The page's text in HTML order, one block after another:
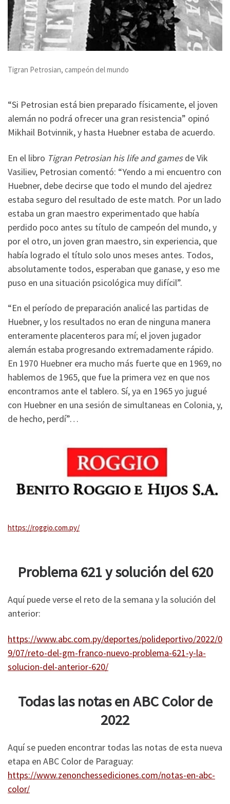
Tigran Petrosian, campeón del mundo
“Si Petrosian está bien preparado físicamente, el joven
alemán no podrá ofrecer una gran resistencia” opinó
Mikhail Botvinnik, y hasta Huebner estaba de acuerdo.
En el libro Tigran Petrosian his life and gamesde Vik
Vasiliev, Petrosian comentó: “Yendo a mi encuentro con
Huebner, debe decirse que todo el mundo del ajedrez
estaba seguro del resultado de este match. Por un lado
estaba un gran maestro experimentado que había
perdido poco antes su título de campeón del mundo, y
por el otro, un joven gran maestro, sin experiencia, que
había logrado el título solo unos meses antes. Todos,
absolutamente todos, esperaban que ganase, y eso me
puso en una situación psicológica muy difícil”.
“En el período de preparación analicé las partidas de
Huebner, y los resultados no eran de ninguna manera
enteramente placenteros para mí; el joven jugador
alemán estaba progresando extremadamente rápido.
En 1970 Huebner era mucho más fuerte que en 1969, no
hablemos de 1965, que fue la primera vez en que nos
encontramos ante el tablero. Sí, ya en 1965 yo jugué
con Huebner en una sesión de simultaneas en Colonia, y,
de hecho, perdí”…
https://roggio.com.py/
Problema 621 y solución del 620
Aquí puede verse el reto de la semana y la solución del
anterior:
https://www.abc.com.py/deportes/polideportivo/2022/0
9/07/reto-del-gm-franco-nuevo-problema-621-y-la-
solucion-del-anterior-620/
Todas las notas en ABC Color de
2022
Aquí se pueden encontrar todas las notas de esta nueva
etapa en ABC Color de Paraguay:
https://www.zenonchessediciones.com/notas-en-abc-
color/